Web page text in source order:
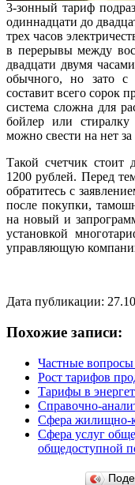
3-зонный тариф
одиннадцати до
трех часов
в перерывы между
двадцати двумя
обычного, но зато с
составит всего сорок
система сложна для
бойлер или
можно свести на нет
Такой счетчик
1200 рублей. Перед
обратитесь с
после покупки,
на новый и
установкой
управляющую
Дата публикации:
Похожие записи:
Частные
Рост тарифов
Тарифы в
Справочно-
Сфера жилищно-
Сфера услуг
общедоступной